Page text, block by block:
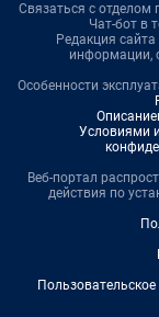
Связаться с отделом
Чат-бот в
Редакция сайта
информации,
Особенности
Условиями
Веб-портал
действия по